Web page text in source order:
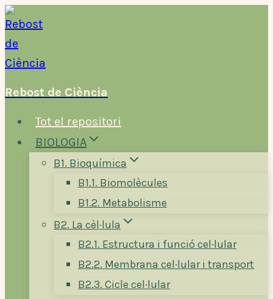
Vés
al
contingut
Rebost de Ciència
Tot el repositori
BIOLOGIA
B1. Bioquímica
B1.1. Biomolècules
B1.2. Metabolisme
B2. La cèl·lula
B2.1. Estructura i funció cel·lular
B2.2. Membrana cel·lular i transport
B2.3. Cicle cel·lular